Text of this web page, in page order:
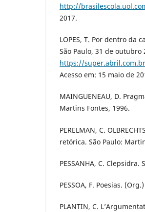
http://
2017.
LOPES, T. Por dentro da
São Paulo, 31 de outubro
https://
Acesso em: 15 maio de
MAINGUENEAU, D.
Martins Fontes, 1996.
PERELMAN, C.
retórica. São Paulo:
PESSANHA, C.
PESSOA, F. Poesias.
PLANTIN, C.